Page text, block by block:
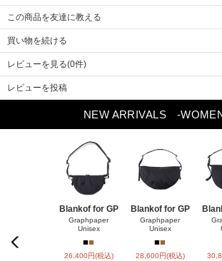
Previou
s
この商品を友達に教える
買い物を続ける
レビューを見る(0件)
レビューを投稿
NEW ARRIVALS -
Blankof for GP
Graphpaper
Unisex
■■
26,400円(税込)
Blankof for GP
Graphpaper
Unisex
■■
28,600円(税込)